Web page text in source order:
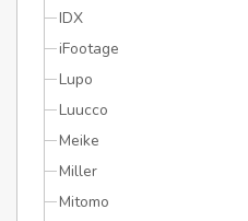
IDX
iFootage
Lupo
Luucco
Meike
Miller
Mitomo